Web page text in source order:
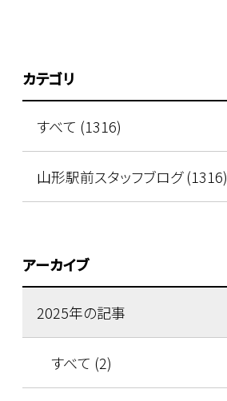
カテゴリ
すべて (1316)
山形駅前スタッフブログ (1316)
アーカイブ
2025年の記事
すべて (2)